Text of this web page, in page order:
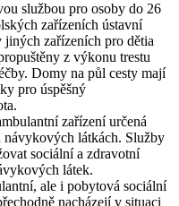
službou pro osoby do 26
zařízeních ústavní
jiných zařízeních pro dětia
z výkonu trestu
Domy na půl cesty mají
pro úspěšný
zařízení určená
návykových látkách. Služby
sociální a zdravotní
látek.
ale i pobytová sociální
nacházejí v situaci